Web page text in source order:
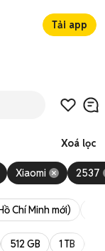
Tải app
Xoá lọc
Xiaomi 2537
Chí Minh mới)
512 GB 1 TB